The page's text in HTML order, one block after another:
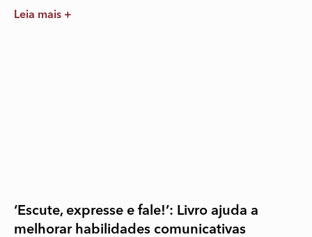
Leia mais +
‘Escute, expresse e fale!’: Livro ajuda a
melhorar habilidades comunicativas